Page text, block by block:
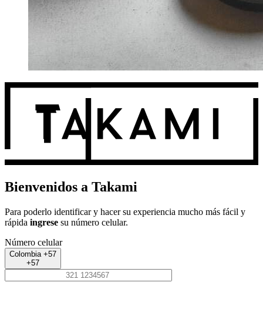
Bienvenidos a Takami
Para poderlo identificar y hacer su experiencia mucho más fácil y
rápida ingrese su número celular.
Número celular
Colombia +57
+57